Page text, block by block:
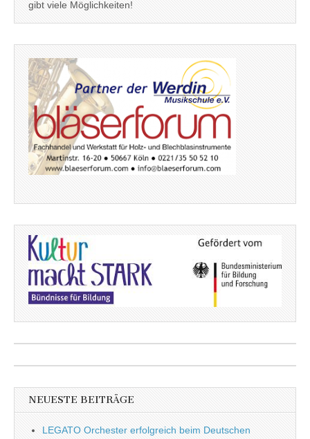
gibt viele Möglichkeiten!
NEUESTE BEITRÄGE
LEGATO Orchester erfolgreich beim Deutschen